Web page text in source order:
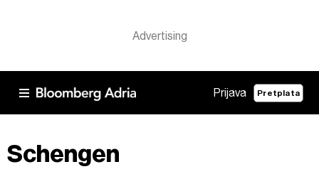
Prijava Pretplata
Schengen